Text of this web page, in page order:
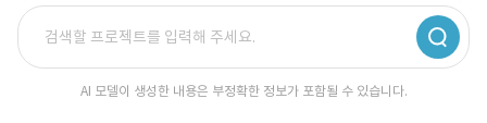
AI 모델이 생성한 내용은 부정확한 정보가 포함될 수 있습니다.